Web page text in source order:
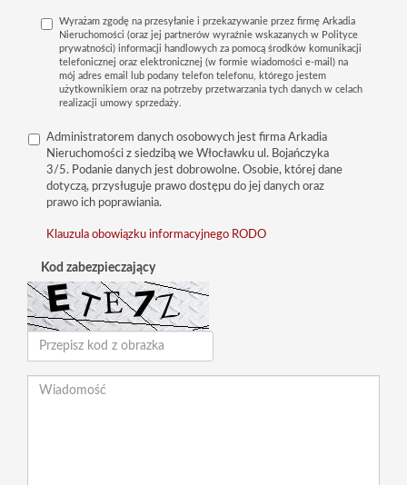
Wyrażam zgodę na przesyłanie i przekazywanie przez firmę Arkadia
Nieruchomości (oraz jej partnerów wyraźnie wskazanych w Polityce
prywatności) informacji handlowych za pomocą środków komunikacji
telefonicznej oraz elektronicznej (w formie wiadomości e-mail) na
mój adres email lub podany telefon telefonu, którego jestem
użytkownikiem oraz na potrzeby przetwarzania tych danych w celach
realizacji umowy sprzedaży.
Administratorem danych osobowych jest firma Arkadia
Nieruchomości z siedzibą we Włocławku ul. Bojańczyka
3/5. Podanie danych jest dobrowolne. Osobie, której dane
dotyczą, przysługuje prawo dostępu do jej danych oraz
prawo ich poprawiania.
Klauzula obowiązku informacyjnego RODO
Kod zabezpieczający